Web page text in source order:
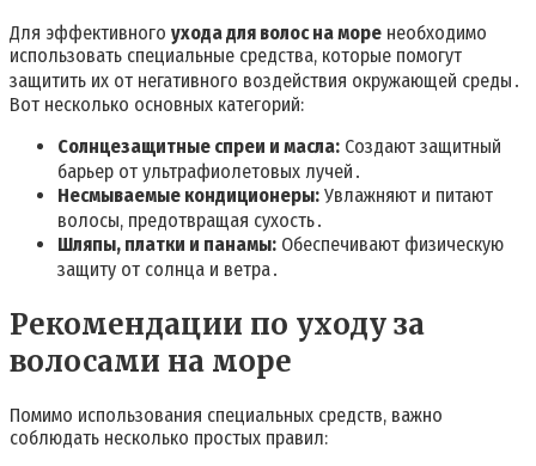
Для эффективного ухода для волос на море необходимо
использовать специальные средства, которые помогут
защитить их от негативного воздействия окружающей среды․
Вот несколько основных категорий:
Солнцезащитные спреи и масла: Создают защитный
барьер от ультрафиолетовых лучей․
Несмываемые кондиционеры: Увлажняют и питают
волосы, предотвращая сухость․
Шляпы, платки и панамы: Обеспечивают физическую
защиту от солнца и ветра․
Рекомендации по уходу за
волосами на море
Помимо использования специальных средств, важно
соблюдать несколько простых правил: